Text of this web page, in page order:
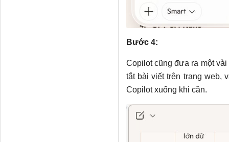
Bước 4:
Copilot cũng đưa ra một vài
tắt bài viết trên trang web,
Copilot xuống khi cần.